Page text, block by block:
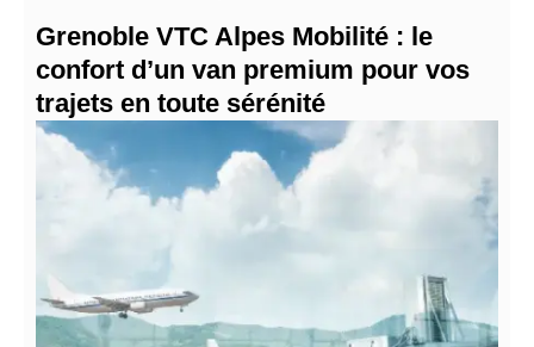
Grenoble VTC Alpes Mobilité : le
confort d’un van premium pour vos
trajets en toute sérénité